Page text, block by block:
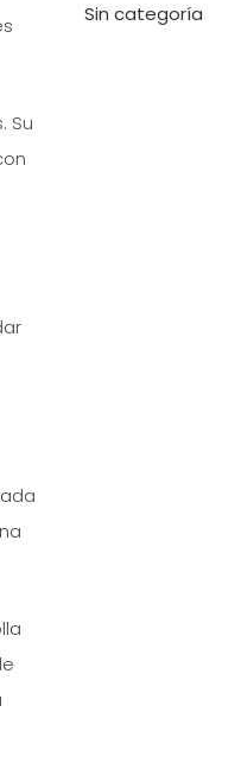
Su
Sin categoría